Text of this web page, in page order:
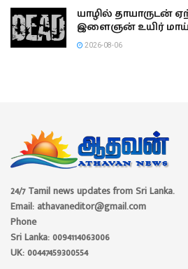
யாழில் தாயாருடன்
இளைஞன் உயிர்
2026-08-06
24/7 Tamil news updates from Sri Lanka.
Email: athavaneditor@gmail.com
Phone
Sri Lanka: 0094114063006
UK: 00447459300554